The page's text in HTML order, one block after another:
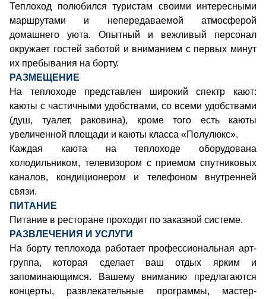
Теплоход полюбился туристам своими интересными
маршрутами и непередаваемой атмосферой
домашнего уюта. Опытный и вежливый персонал
окружает гостей заботой и вниманием с первых минут
их пребывания на борту.
РАЗМЕЩЕНИЕ
На теплоходе представлен широкий спектр кают:
каюты с частичными удобствами, со всеми удобствами
(душ, туалет, раковина), кроме того есть каюты
увеличенной площади и каюты класса «Полулюкс».
Каждая каюта на теплоходе оборудована
холодильником, телевизором с приемом спутниковых
каналов, кондиционером и телефоном внутренней
связи.
ПИТАНИЕ
Питание в ресторане проходит по заказной системе.
РАЗВЛЕЧЕНИЯ И УСЛУГИ
На борту теплохода работает профессиональная арт-
группа, которая сделает ваш отдых ярким и
запоминающимся. Вашему вниманию предлагаются
концерты, развлекательные программы, мастер-